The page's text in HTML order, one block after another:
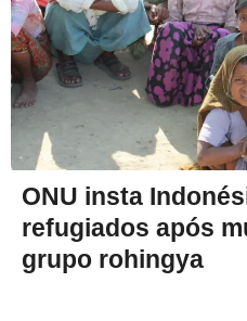
ONU insta
refugiados após
grupo rohingya